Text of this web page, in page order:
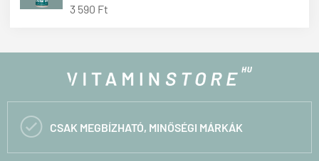
3 590 Ft
 CSAK MEGBÍZHATÓ, MINŐSÉGI MÁRKÁK